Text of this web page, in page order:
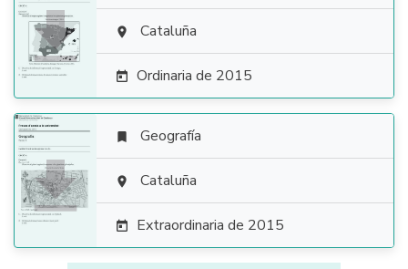
  Cataluña
 Ordinaria de 2015

 Geografía
 Cataluña
 Extraordinaria de 2015